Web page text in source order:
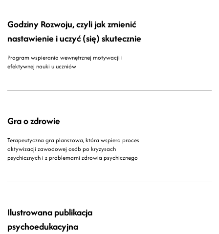
Godziny Rozwoju, czyli jak zmienić
nastawienie i uczyć (się) skutecznie
Program wspierania wewnętrznej motywacji i
efektywnej nauki u uczniów
Gra o zdrowie
Terapeutyczna gra planszowa, która wspiera proces
aktywizacji zawodowej osób po kryzysach
psychicznych i z problemami zdrowia psychicznego
Ilustrowana publikacja
psychoedukacyjna